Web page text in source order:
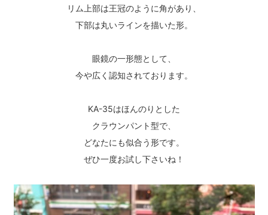
リム上部は王冠のように角があり、
下部は丸いラインを描いた形。
眼鏡の一形態として、
今や広く認知されております。
KA-35はほんのりとした
クラウンパント型で、
どなたにも似合う形です。
ぜひ一度お試し下さいね！